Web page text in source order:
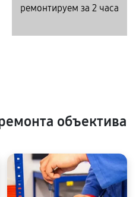
ремонтируем за 2 часа
объектива